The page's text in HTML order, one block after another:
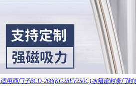
适用西门子BCD-268(KG28EV2S0C)冰箱密封条门